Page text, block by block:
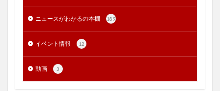
ニュースがわかるの本棚 189
イベント情報 12
動画 3